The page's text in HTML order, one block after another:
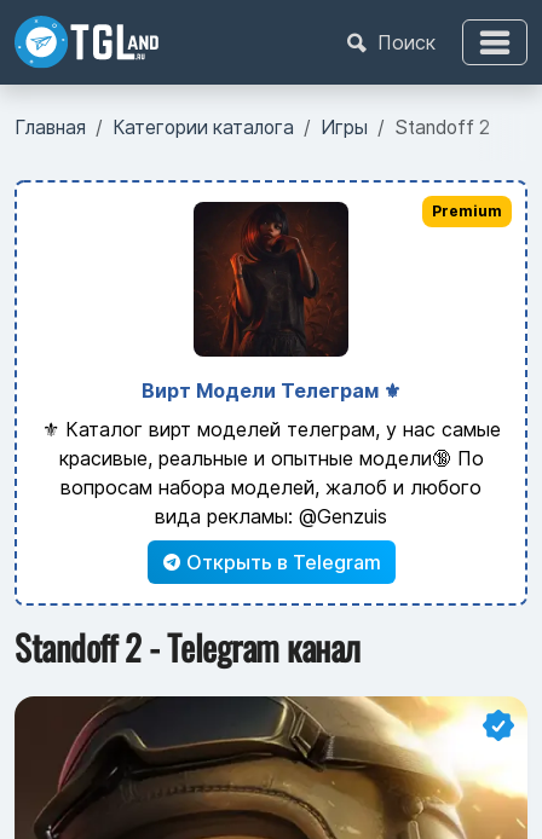
Поиск
Главная Категории каталога Игры Standoff 2
Вирт Модели Телеграм ⚜️
⚜️ Каталог вирт моделей телеграм, у нас самые
красивые, реальные и опытные модели🔞 По
вопросам набора моделей, жалоб и любого
вида рекламы: @Genzuis
Открыть в Telegram
Premium
Standoff 2 - Telegram канал